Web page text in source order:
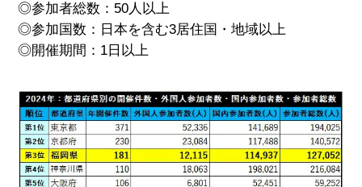
◎参加者総数： 50人以上
◎参加国数：日本を含む3居住国・地域以上
◎開催期間： 1 日以上